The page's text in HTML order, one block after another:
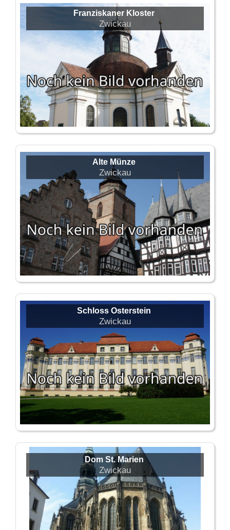
Franziskaner Kloster
Zwickau
Alte Münze
Zwickau
Schloss Osterstein
Zwickau
Dom St. Marien
Zwickau